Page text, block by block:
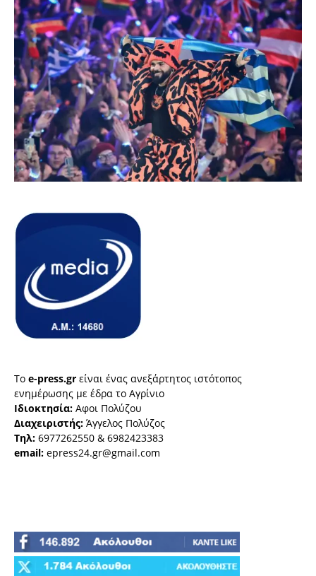
Το e-press.gr είναι ένας ανεξάρτητος ιστότοπος
ενημέρωσης με έδρα το Αγρίνιο
Ιδιοκτησία: Αφοι Πολύζου
Διαχειριστής: Άγγελος Πολύζος
Τηλ: 6977262550 & 6982423383
email: epress24.gr@gmail.com